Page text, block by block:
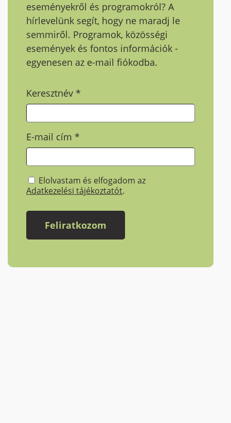
eseményekről és programokról? A
hírlevelünk segít, hogy ne maradj le
semmiről. Programok, közösségi
események és fontos információk -
egyenesen az e-mail fiókodba.
Keresztnév*
E-mail cím*
Elolvastam és elfogadom az
Adatkezelési tájékoztatót.